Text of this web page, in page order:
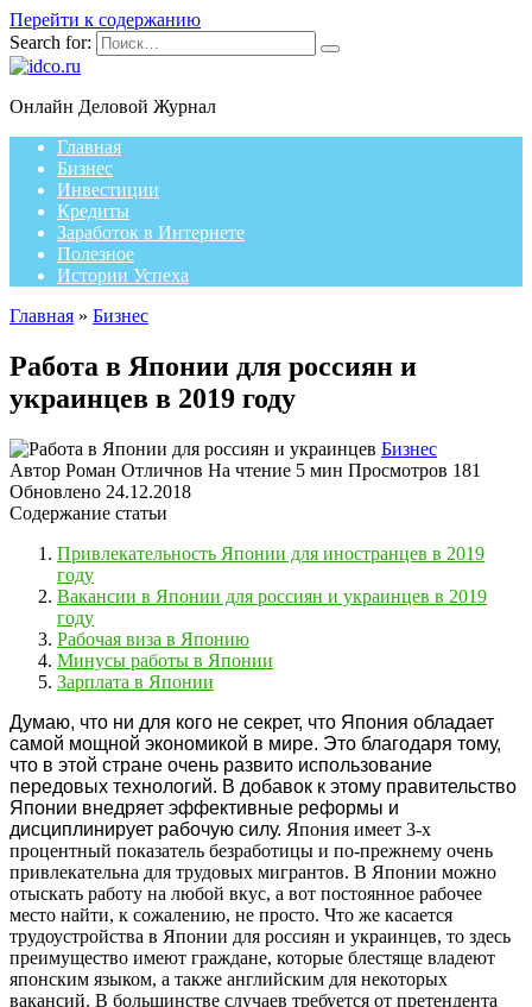
Перейти к содержанию
Search for:
Онлайн Деловой Журнал
Главная
Бизнес
Инвестиции
Кредиты
Заработок в Интернете
Полезное
Истории Успеха
Главная » Бизнес
Работа в Японии для россиян и
украинцев в 2019 году
Бизнес
Автор Роман Отличнов На чтение 5 мин Просмотров 181
Обновлено 24.12.2018
Содержание статьи
Привлекательность Японии для иностранцев в 2019
году
Вакансии в Японии для россиян и украинцев в 2019
году
Рабочая виза в Японию
Минусы работы в Японии
Зарплата в Японии
Думаю, что ни для кого не секрет, что Япония обладает
самой мощной экономикой в мире. Это благодаря тому,
что в этой стране очень развито использование
передовых технологий. В добавок к этому правительство
Японии внедряет эффективные реформы и
дисциплинирует рабочую силу. Япония имеет 3-х
процентный показатель безработицы и по-прежнему очень
привлекательна для трудовых мигрантов. В Японии можно
отыскать работу на любой вкус, а вот постоянное рабочее
место найти, к сожалению, не просто. Что же касается
трудоустройства в Японии для россиян и украинцев, то здесь
преимущество имеют граждане, которые блестяще владеют
японским языком, а также английским для некоторых
вакансий. В большинстве случаев требуется от претендента